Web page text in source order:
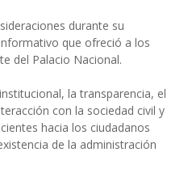
durante su
que ofreció a los
del Palacio Nacional.
la transparencia, el
con la sociedad civil y
hacia los ciudadanos
de la administración